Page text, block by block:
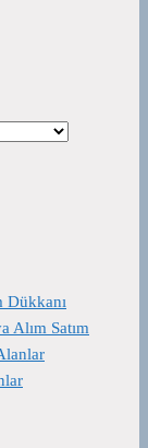
Dükkanı
Alım Satım